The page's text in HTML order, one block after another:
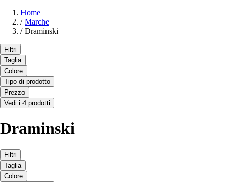
Home
/ Marche
/ Draminski
Filtri
Taglia
Colore
Tipo di prodotto
Prezzo
Vedi i 4 prodotti
Draminski
Filtri
Taglia
Colore